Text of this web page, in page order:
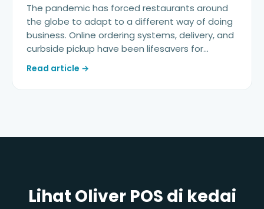
The pandemic has forced restaurants around
the globe to adapt to a different way of doing
business. Online ordering systems, delivery, and
curbside pickup have been lifesavers for…
Read article →
Lihat Oliver POS di kedai